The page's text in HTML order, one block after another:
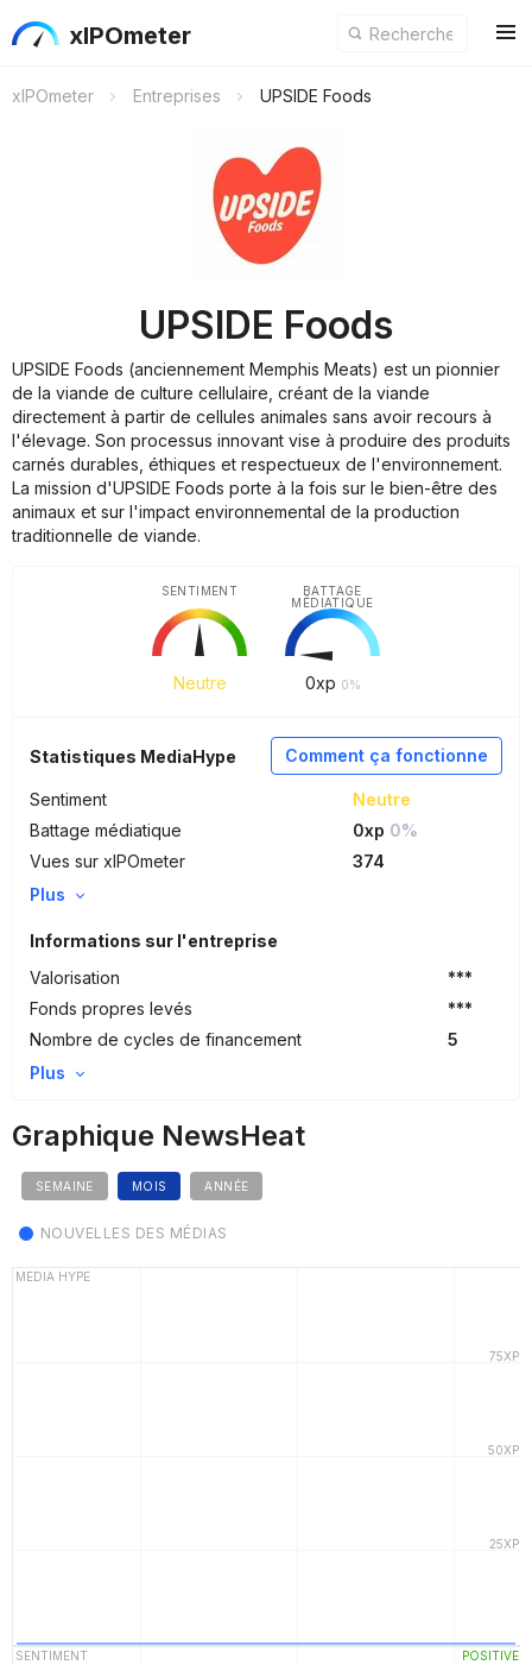
xIPOmeter
xIPOmeter Entreprises UPSIDE Foods
UPSIDE Foods
UPSIDE Foods (anciennement Memphis Meats) est un pionnier
de la viande de culture cellulaire, créant de la viande
directement à partir de cellules animales sans avoir recours à
l'élevage. Son processus innovant vise à produire des produits
carnés durables, éthiques et respectueux de l'environnement.
La mission d'UPSIDE Foods porte à la fois sur le bien-être des
animaux et sur l'impact environnemental de la production
traditionnelle de viande.
Neutre
SENTIMENT
0xp 0%
BATTAGE
MÉDIATIQUE
Comment ça fonctionne
Statistiques MediaHype
Sentiment
Neutre
Battage médiatique
0xp 0%
Vues sur xIPOmeter
374
Plus
Informations sur l'entreprise
Valorisation
***
Fonds propres levés
***
Nombre de cycles de financement
5
Plus
Graphique NewsHeat
SEMAINE MOIS ANNÉE
NOUVELLES DES MÉDIAS